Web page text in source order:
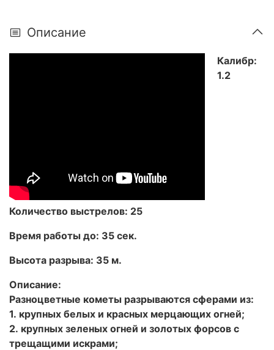
Описание
Калибр:
1.2
Количество выстрелов: 25
Время работы до: 35 сек.
Высота разрыва: 35 м.
Описание:
Разноцветные кометы разрываются сферами из:
1. крупных белых и красных мерцающих огней;
2. крупных зеленых огней и золотых форсов с
трещащими искрами;